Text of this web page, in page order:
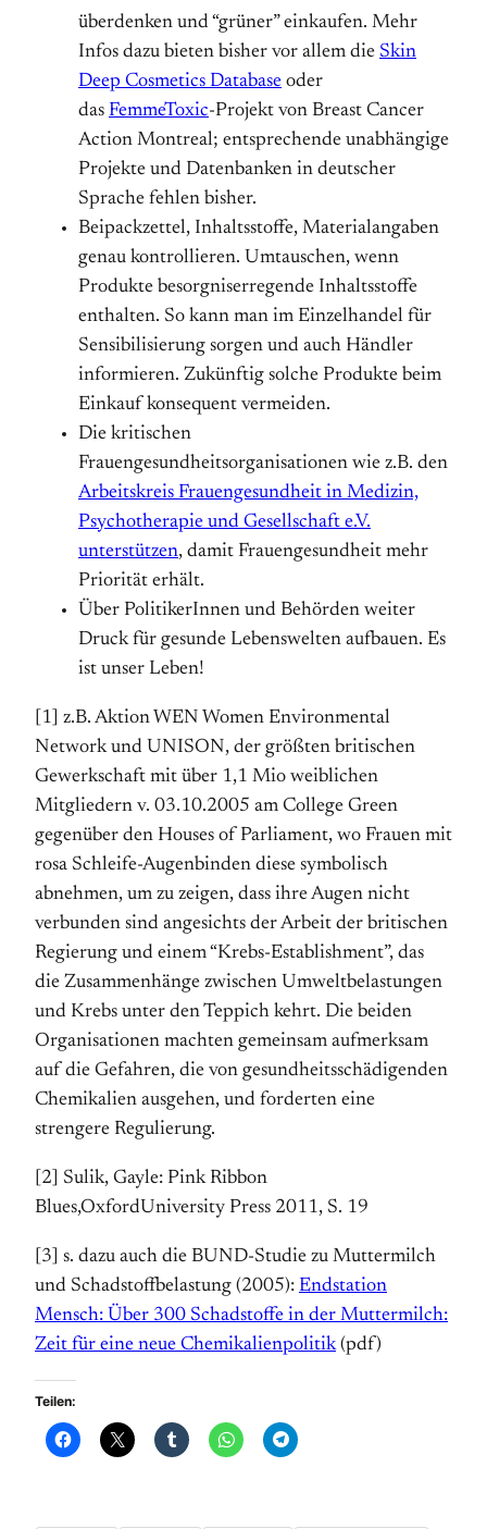
überdenken und “grüner” einkaufen. Mehr
Infos dazu bieten bisher vor allem die Skin
Deep Cosmetics Database oder
das FemmeToxic-Projekt von Breast Cancer
Action Montreal; entsprechende unabhängige
Projekte und Datenbanken in deutscher
Sprache fehlen bisher.
Beipackzettel, Inhaltsstoffe, Materialangaben
genau kontrollieren. Umtauschen, wenn
Produkte besorgniserregen­de Inhaltsstoffe
enthalten. So kann man im Einzelhandel für
Sensibilisierung sorgen und auch Händler
informieren. Zukünftig solche Produkte beim
Einkauf konsequent vermeiden.
Die kritischen
Frauengesundheitsorganisationen wie z.B. den
Arbeitskreis Frauengesundheit in Medizin,
Psycho­therapie und Gesellschaft e.V.
unterstützen, damit Frauengesundheit mehr
Priorität erhält.
Über PolitikerInnen und Behörden weiter
Druck für gesunde Lebenswelten aufbauen. Es
ist unser Leben!
[1] z.B. Aktion WEN Women Environmental
Network und UNISON, der größten britischen
Gewerkschaft mit über 1,1 Mio weiblichen
Mitgliedern v. 03.10.2005 am College Green
gegenüber den Houses of Parliament, wo Frauen mit
rosa Schleife-Augenbinden diese symbolisch
abnehmen, um zu zeigen, dass ihre Augen nicht
verbunden sind angesichts der Arbeit der britischen
Regierung und einem “Krebs-Establishment”, das
die Zusammenhänge zwischen Umweltbelastungen
und Krebs unter den Teppich kehrt. Die beiden
Organisationen machten gemeinsam aufmerksam
auf die Gefahren, die von gesundheitsschädigenden
Chemikalien ausgehen, und forderten eine
strengere Regulierung.
[2] Sulik, Gayle: Pink Ribbon
Blues,OxfordUniversity Press 2011, S. 19
[3] s. dazu auch die BUND-Studie zu Muttermilch
und Schadstoffbelastung (2005): Endstation
Mensch: Über 300 Schadstoffe in der Muttermilch:
Zeit für eine neue Chemikalienpolitik(pdf)
Teilen: